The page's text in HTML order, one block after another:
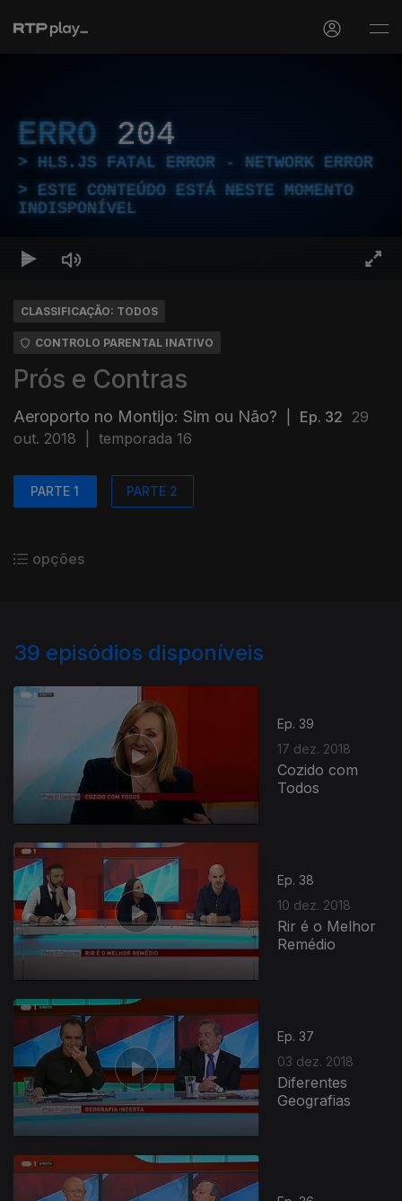
ERRO 204
HLS.JS FATAL ERROR - NETWORK ERROR
ESTE CONTEÚDO ESTÁ NESTE MOMENTO
INDISPONÍVEL
CLASSIFICAÇÃO: TODOS
CONTROLO PARENTAL INATIVO
Prós e Contras
Aeroporto no Montijo: Sim ou Não? Ep. 32 29
out. 2018
temporada 16
PARTE 1 PARTE 2
opções
39 episódios disponíveis
Ep. 39
17 dez. 2018
Cozido com
Todos
Ep. 38
10 dez. 2018
Rir é o Melhor
Remédio
Ep. 37
03 dez. 2018
Diferentes
Geografias